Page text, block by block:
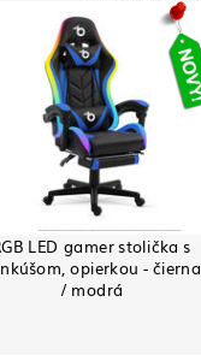
LED gamer stolička s
opierkou - čierna
/ modrá